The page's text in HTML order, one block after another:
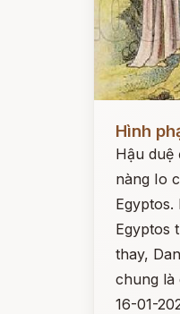
Hình
Hậu duệ
nàng Io
Egyptos.
Egyptos
thay,
chung là
16-01-